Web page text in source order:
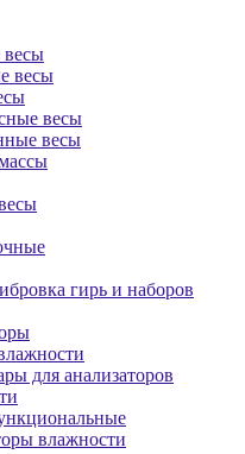
весы
весы
весы
весы
гирь и наборов
для анализаторов
влажности